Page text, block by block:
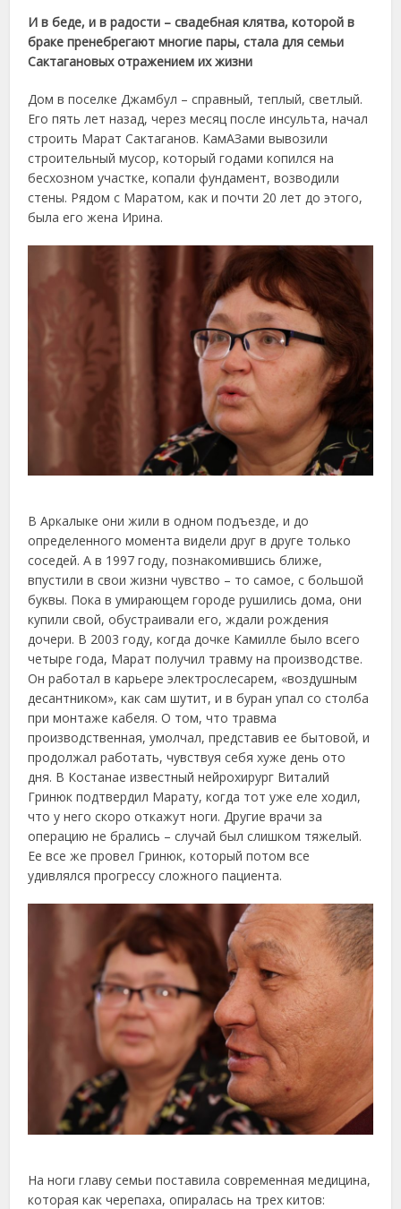
И в беде, и в радости – свадебная клятва, которой в
браке пренебрегают многие пары, стала для семьи
Сактагановых отражением их жизни
Дом в поселке Джамбул – справный, теплый, светлый.
Его пять лет назад, через месяц после инсульта, начал
строить Марат Сактаганов. КамАЗами вывозили
строительный мусор, который годами копился на
бесхозном участке, копали фундамент, возводили
стены. Рядом с Маратом, как и почти 20 лет до этого,
была его жена Ирина.
В Аркалыке они жили в одном подъезде, и до
определенного момента видели друг в друге только
соседей. А в 1997 году, познакомившись ближе,
впустили в свои жизни чувство – то самое, с большой
буквы. Пока в умирающем городе рушились дома, они
купили свой, обустраивали его, ждали рождения
дочери. В 2003 году, когда дочке Камилле было всего
четыре года, Марат получил травму на производстве.
Он работал в карьере электрослесарем, «воздушным
десантником», как сам шутит, и в буран упал со столба
при монтаже кабеля. О том, что травма
производственная, умолчал, представив ее бытовой, и
продолжал работать, чувствуя себя хуже день ото
дня. В Костанае известный нейрохирург Виталий
Гринюк подтвердил Марату, когда тот уже еле ходил,
что у него скоро откажут ноги. Другие врачи за
операцию не брались – случай был слишком тяжелый.
Ее все же провел Гринюк, который потом все
удивлялся прогрессу сложного пациента.
На ноги главу семьи поставила современная медицина,
которая как черепаха, опиралась на трех китов: